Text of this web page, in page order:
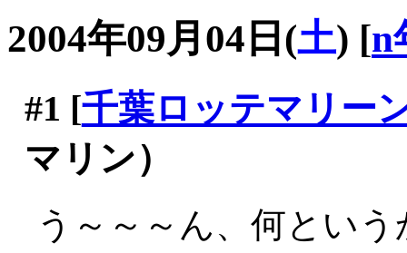
2004年09月04日(土) [n
#1 [千葉ロッテマリー
マリン）
う～～～ん、何とい